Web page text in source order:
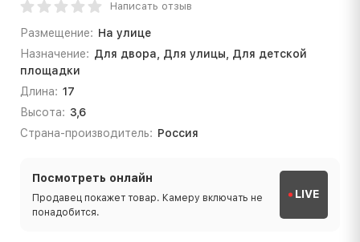
Написать отзыв
Размещение: На улице
Назначение: Для двора, Для улицы, Для детской
площадки
Длина: 17
Высота: 3,6
Страна-производитель: Россия
Посмотреть онлайн
Продавец покажет товар. Камеру включать не
понадобится.
LIVE